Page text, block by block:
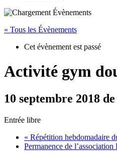
« Tous les Évènements
Cet évènement est passé
Activité gym
10 septembre 2018
Entrée libre
« Répétition hebdomadaire
Permanence de l’association